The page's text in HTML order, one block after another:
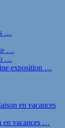
…
…
…
exposition …
en vacances
en vacances …